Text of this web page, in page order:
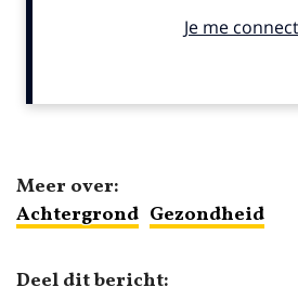
Meer over:
Achtergrond Gezondheid
Deel dit bericht: